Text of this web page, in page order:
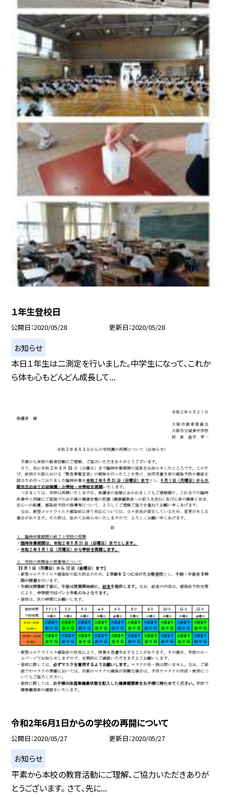
１年生登校日
公開日 2020/05/28 更新日 2020/05/28
お知らせ
本日１年生は二測定を行いました。中学生になって、これか
ら体も心もどんどん成長して...
令和2年6月1日からの学校の再開について
公開日 2020/05/27 更新日 2020/05/27
お知らせ
平素から本校の教育活動にご理解、ご協力いただきありが
とうございます。 さて、先に...